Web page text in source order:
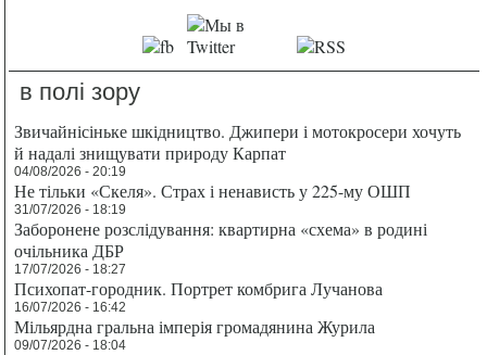
в полі зору
Звичайнісіньке шкідництво. Джипери і мотокросери хочуть
й надалі знищувати природу Карпат
04/08/2026 - 20:19
Не тільки «Скеля». Страх і ненависть у 225-му ОШП
31/07/2026 - 18:19
Заборонене розслідування: квартирна «схема» в родині
очільника ДБР
17/07/2026 - 18:27
Психопат-городник. Портрет комбрига Лучанова
16/07/2026 - 16:42
Мільярдна гральна імперія громадянина Журила
09/07/2026 - 18:04